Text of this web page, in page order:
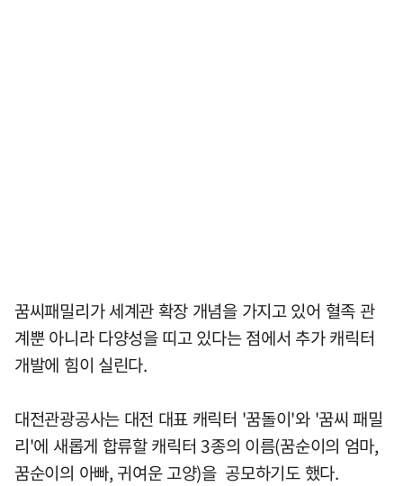
꿈씨패밀리가 세계관 확장 개념을 가지고 있어 혈족 관
계뿐 아니라 다양성을 띠고 있다는 점에서 추가 캐릭터
개발에 힘이 실린다.
대전관광공사는 대전 대표 캐릭터 '꿈돌이'와 '꿈씨 패밀
리'에 새롭게 합류할 캐릭터 3종의 이름(꿈순이의 엄마,
꿈순이의 아빠, 귀여운 고양)을 공모하기도 했다.